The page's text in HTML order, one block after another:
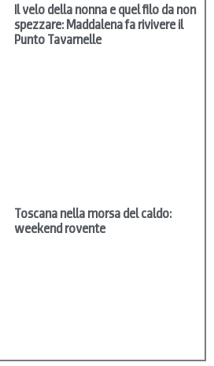
Il velo della nonna e quel filo da non
spezzare: Maddalena fa rivivere il
Punto Tavarnelle
Toscana nella morsa del caldo:
weekend rovente